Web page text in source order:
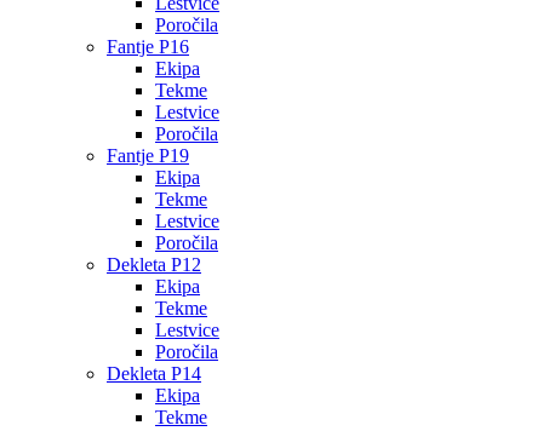
Poročila
Fantje P16
Ekipa
Tekme
Lestvice
Poročila
Fantje P19
Ekipa
Tekme
Lestvice
Poročila
Dekleta P12
Ekipa
Tekme
Lestvice
Poročila
Dekleta P14
Ekipa
Tekme